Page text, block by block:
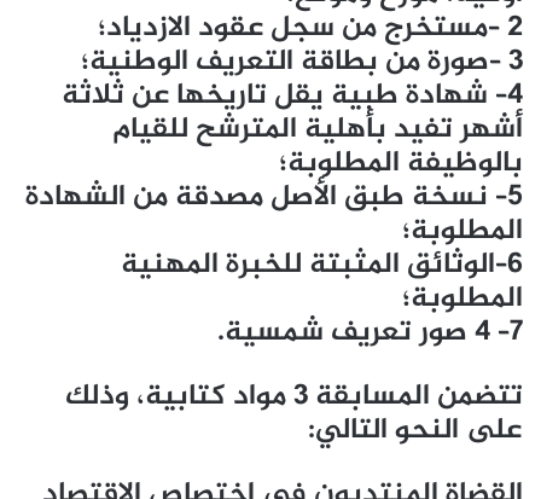
2 –مستخرج من سجل عقود الازدياد؛
3 –صورة من بطاقة التعريف الوطنية؛
4– شهادة طبية يقل تاريخها عن ثلاثة
أشهر تفيد بأهلية المترشح للقيام
بالوظيفة المطلوبة؛
5– نسخة طبق الأصل مصدقة من الشهادة
المطلوبة؛
6–الوثائق المثبتة للخبرة المهنية
المطلوبة؛
7– 4 صور تعريف شمسية.
تتضمن المسابقة 3 مواد كتابية، وذلك
على النحو التالي: